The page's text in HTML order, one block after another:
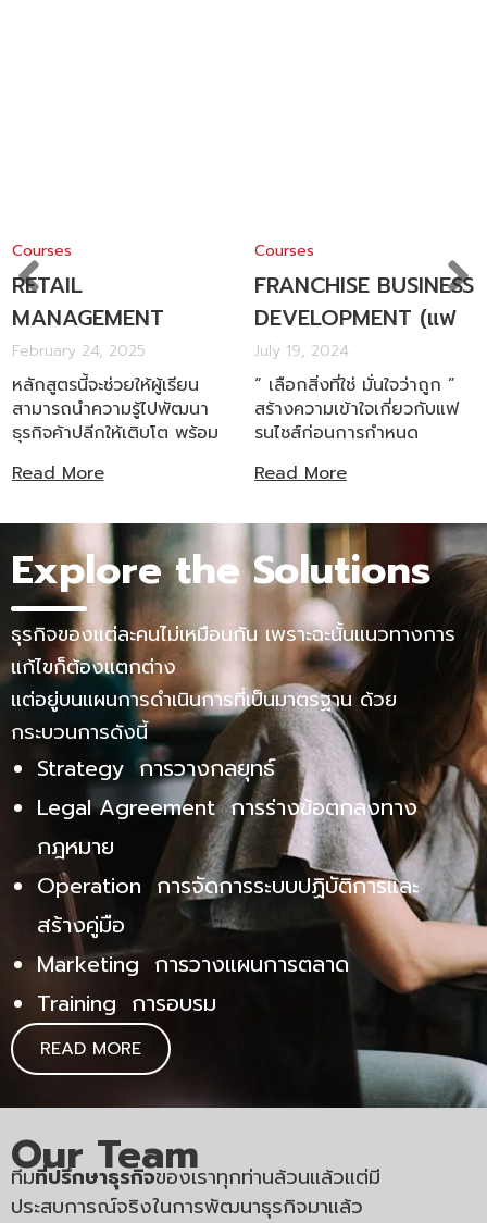
Courses
RETAIL
MANAGEMENT
PROGRAM (RMP.)
หลักสูตรการบริหาร
จัดการธุรกิจค้าปลีก
February 24, 2025
หลักสูตรนี้จะช่วยให้ผู้เรียน
สามารถนำความรู้ไปพัฒนา
ธุรกิจค้าปลีกให้เติบโต พร้อม
สำหรับร้านค้าและนำไปสู่การ
ธุรกิจต่อไป
Read More
Courses
FRANCHISE BUSINESS
DEVELOPMENT (แฟ
รนไชส์ขั้นพื้นฐาน)
July 19, 2024
“ เลือกสิ่งที่ใช่ มั่นใจว่าถูก ”
สร้างความเข้าใจเกี่ยวกับแฟ
รนไชส์ก่อนการกำหนด
เคยจัดมาแล้วกว่า 200 ครั้ง
Read More
Explore the Solutions
ธุรกิจของแต่ละคนไม่เหมือนกัน เพราะฉะนั้นแนวทางการ
แก้ไขก็ต้องแตกต่าง
แต่อยู่บนแผนการดำเนินการที่เป็นมาตรฐาน ด้วย
กระบวนการดังนี้
Strategyการวางกลยุทธ์
Legal Agreementการร่างข้อตกลงทาง
กฎหมาย
Operationการจัดการระบบปฏิบัติการและ
สร้างคู่มือ
Marketing การวางแผนการตลาด
Training การอบรม
READ MORE
Our Team
ทีมที่ปรึกษาธุรกิจของเราทุกท่านล้วนแล้วแต่มี
ประสบการณ์จริงในการพัฒนาธุรกิจมาแล้ว